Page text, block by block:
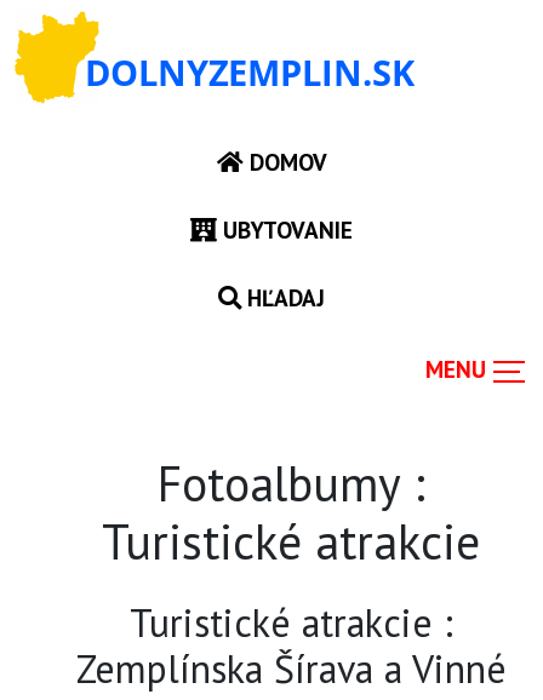
DOMOV
UBYTOVANIE
HĽADAJ
Fotoalbumy :
Turistické atrakcie
Turistické atrakcie :
Zemplínska Šírava a Vinné